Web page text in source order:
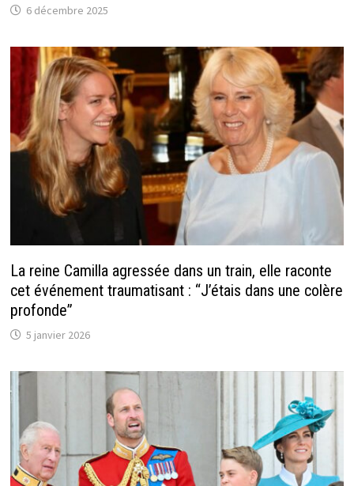
6 décembre 2025
La reine Camilla agressée dans un train, elle raconte
cet événement traumatisant : “J’étais dans une colère
profonde”
5 janvier 2026